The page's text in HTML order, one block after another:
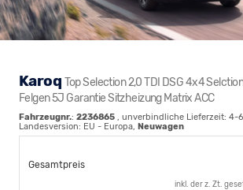
Karoq Top Selection 2,0 TDI DSG 4x4
Felgen 5J Garantie Sitzheizung Matrix ACC
Fahrzeugnr.: 2236865 , unverbindliche Lieferzeit: 4-
Landesversion: EU - Europa, Neuwagen
Gesamtpreis
inkl. der z. Zt.